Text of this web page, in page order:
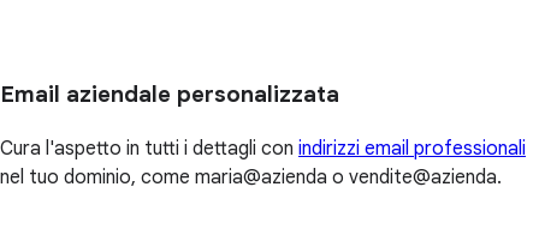
Email aziendale personalizzata
Cura l'aspetto in tutti i dettagli con indirizzi email professionali
nel tuo dominio, come maria@azienda o vendite@azienda.